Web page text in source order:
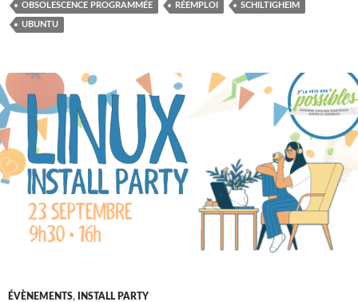
OBSOLESCENCE PROGRAMMÉE RÉEMPLOI SCHILTIGHEIM
UBUNTU
ÉVÈNEMENTS, INSTALL PARTY